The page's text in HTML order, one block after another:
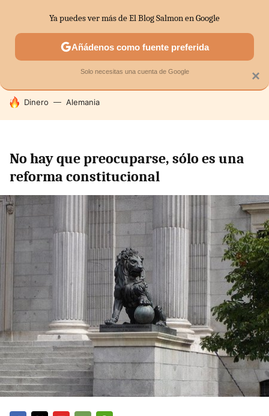
SECTORES ECONOMÍA DOMÉSTICA MERCADOS
HOY SE HABLA DE
Dinero Alemania
No hay que preocuparse, sólo es una
reforma constitucional
×
Ya puedes ver más de El Blog Salmon en Google
Añádenos como fuente preferida
Solo necesitas una cuenta de Google